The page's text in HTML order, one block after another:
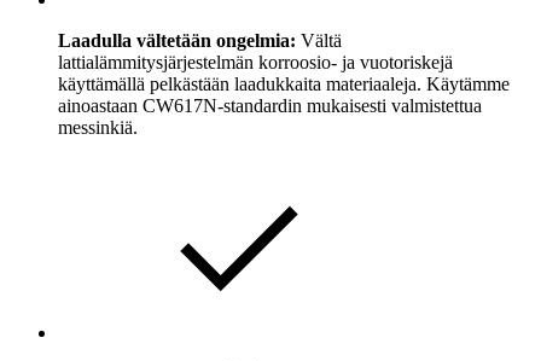
Laadulla vältetään ongelmia: Vältä
lattialämmitysjärjestelmän korroosio- ja vuotoriskejä
käyttämällä pelkästään laadukkaita materiaaleja. Käytämme
ainoastaan CW617N-standardin mukaisesti valmistettua
messinkiä.